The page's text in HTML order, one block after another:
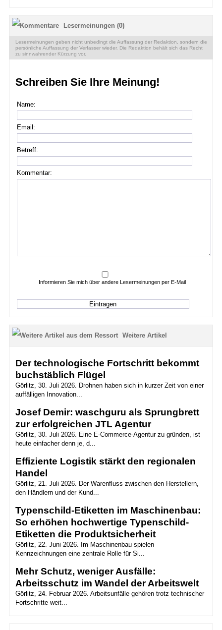
Lesermeinungen (0)
Lesermeinungen geben nicht unbedingt die Auffassung der Redaktion, sondern die
persönliche Auffassung der Verfasser wieder. Die Redaktion behält sich das Recht
zu sinnwahrender Kürzung vor.
Schreiben Sie Ihre Meinung!
Name:
Email:
Betreff:
Kommentar:
Informieren Sie mich über andere Lesermeinungen per E-Mail
Weitere Artikel
Der technologische Fortschritt bekommt
buchstäblich Flügel
Görlitz, 30. Juli 2026. Drohnen haben sich in kurzer Zeit von einer
auffälligen Innovation...
Josef Demir: waschguru als Sprungbrett
zur erfolgreichen JTL Agentur
Görlitz, 30. Juli 2026. Eine E-Commerce-Agentur zu gründen, ist
heute einfacher denn je, d...
Effiziente Logistik stärkt den regionalen
Handel
Görlitz, 21. Juli 2026. Der Warenfluss zwischen den Herstellern,
den Händlern und der Kund...
Typenschild-Etiketten im Maschinenbau:
So erhöhen hochwertige Typenschild-
Etiketten die Produktsicherheit
Görlitz, 22. Juni 2026. Im Maschinenbau spielen
Kennzeichnungen eine zentrale Rolle für Si...
Mehr Schutz, weniger Ausfälle:
Arbeitsschutz im Wandel der Arbeitswelt
Görlitz, 24. Februar 2026. Arbeitsunfälle gehören trotz technischer
Fortschritte weit...